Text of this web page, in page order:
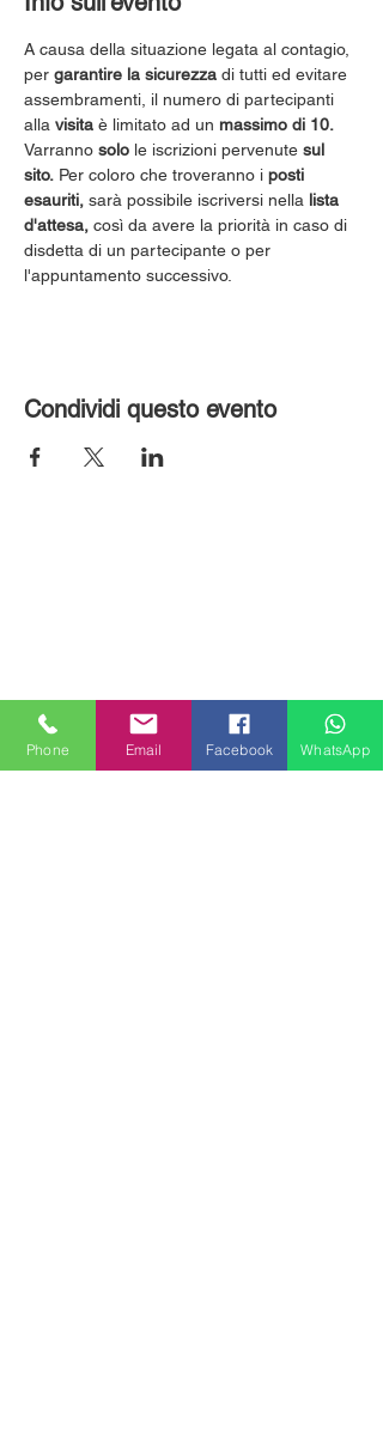
A causa della situazione legata al contagio,
per garantire la sicurezza di tutti ed evitare
assembramenti, il numero di partecipanti
alla visita è limitato ad un massimo di 10.
Varranno solo le iscrizioni pervenute sul
sito. Per coloro che troveranno i posti
esauriti, sarà possibile iscriversi nella lista
d'attesa, così da avere la priorità in caso di
disdetta di un partecipante o per
l'appuntamento successivo.
Condividi questo evento
Phone Email Facebook WhatsApp